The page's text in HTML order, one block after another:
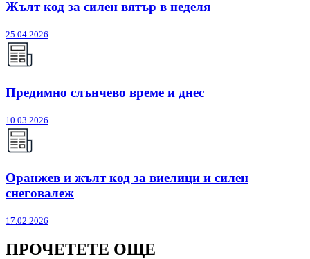
Жълт код за силен вятър в неделя
25.04.2026
Предимно слънчево време и днес
10.03.2026
Оранжев и жълт код за виелици и силен
снеговалеж
17.02.2026
ПРОЧЕТЕТЕ ОЩЕ